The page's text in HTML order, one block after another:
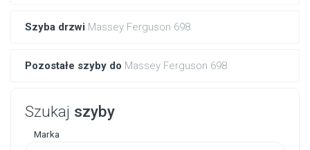
Szyba drzwi Massey Ferguson 698
Pozostałe szyby do Massey Ferguson 698
Szukaj szyby
Marka